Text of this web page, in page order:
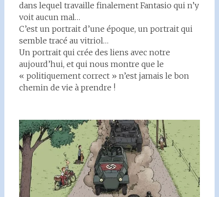
dans lequel travaille finalement Fantasio qui n’y
voit aucun mal…
C’est un portrait d’une époque, un portrait qui
semble tracé au vitriol…
Un portrait qui crée des liens avec notre
aujourd’hui, et qui nous montre que le
« politiquement correct » n’est jamais le bon
chemin de vie à prendre !